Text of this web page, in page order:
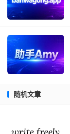
随机文章